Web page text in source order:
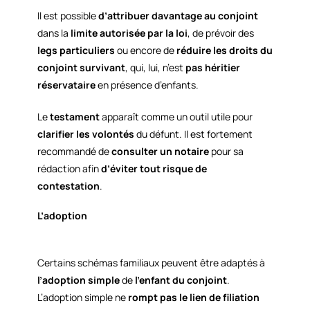
Il est possibled’attribuer davantage au conjoint
dans la limite autorisée par la loi, de prévoir des
legs particuliers ou encore de réduire les droits du
conjoint survivant, qui, lui, n’est pas héritier
réservataireen présence d’enfants.
Letestamentapparaît comme un outil utile pour
clarifier les volontés du défunt. Il est fortement
recommandé deconsulter un notaire pour sa
rédaction afind’éviter tout risque de
contestation.
L’adoption
Certains schémas familiaux peuvent être adaptés à
l’adoption simplede l’enfant du conjoint.
L’adoption simple ne rompt pas le lien de filiation